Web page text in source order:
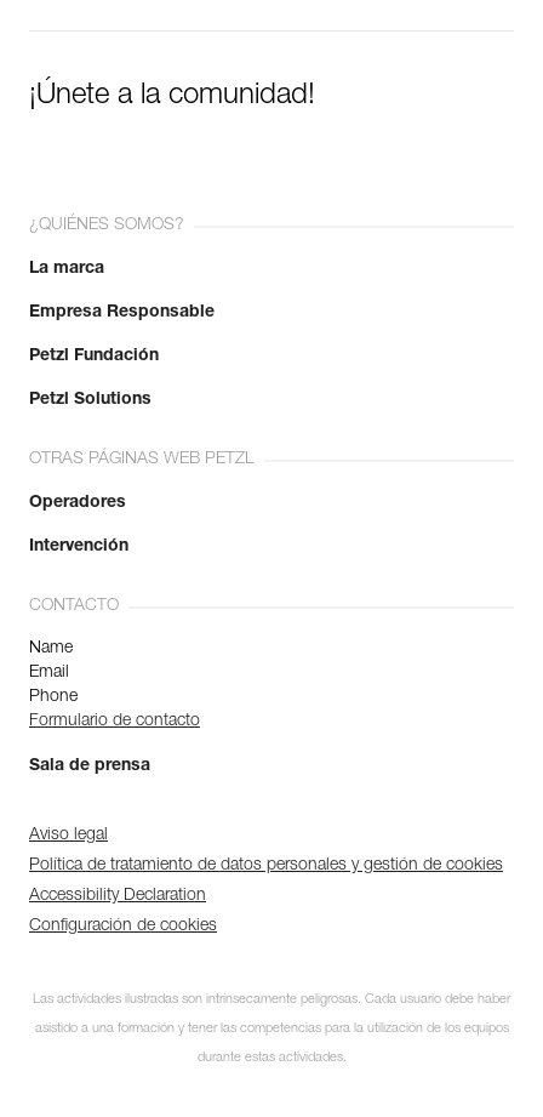
¡Únete a la comunidad!
¿QUIÉNES SOMOS?
La marca
Empresa Responsable
Petzl Fundación
Petzl Solutions
OTRAS PÁGINAS WEB PETZL
Operadores
Intervención
CONTACTO
Name
Email
Phone
Formulario de contacto
Sala de prensa
Aviso legal
Política de tratamiento de datos personales y gestión de cookies
Accessibility Declaration
Configuración de cookies
Las actividades ilustradas son intrínsecamente peligrosas. Cada usuario debe haber
asistido a una formación y tener las competencias para la utilización de los equipos
durante estas actividades.